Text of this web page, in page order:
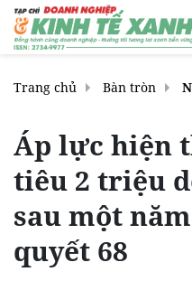
Trang chủ Bàn tròn
Áp lực hiện
tiêu 2 triệu
sau một
quyết 68